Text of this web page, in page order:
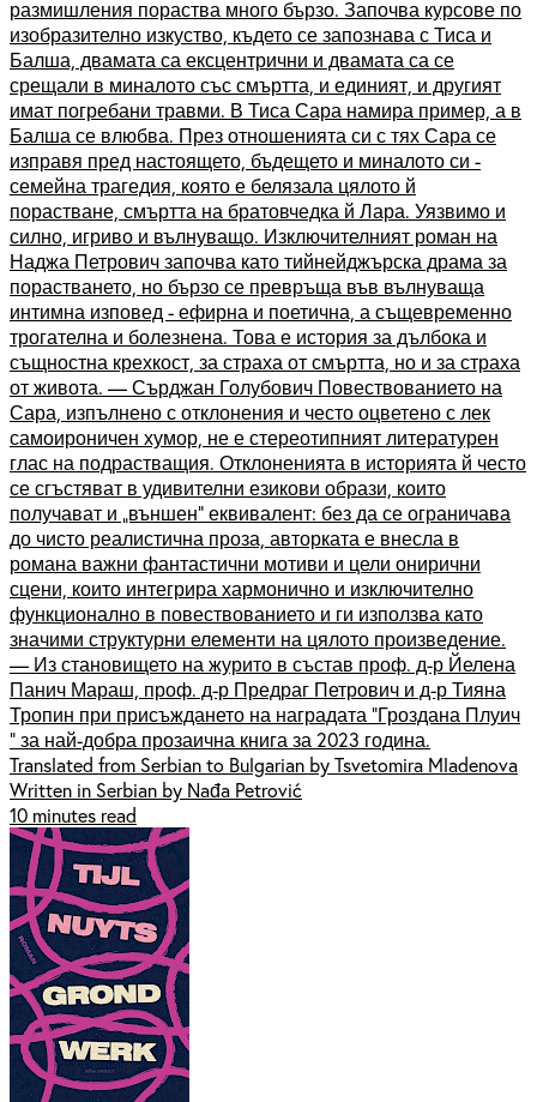
размишления пораства много бързо. Започва курсове по
изобразително изкуство, където се запознава с Тиса и
Балша, двамата са ексцентрични и двамата са се
срещали в миналото със смъртта, и единият, и другият
имат погребани травми. В Тиса Сара намира пример, а в
Балша се влюбва. През отношенията си с тях Сара се
изправя пред настоящето, бъдещето и миналото си -
семейна трагедия, която е белязала цялото й
порастване, смъртта на братовчедка й Лара. Уязвимо и
силно, игриво и вълнуващо. Изключителният роман на
Наджа Петрович започва като тийнейджърска драма за
порастването, но бързо се превръща във вълнуваща
интимна изповед - ефирна и поетична, а същевременно
трогателна и болезнена. Това е история за дълбока и
същностна крехкост, за страха от смъртта, но и за страха
от живота. — Сърджан Голубович Повествованието на
Сара, изпълнено с отклонения и често оцветено с лек
самоироничен хумор, не е стереотипният литературен
глас на подрастващия. Отклоненията в историята й често
се сгъстяват в удивителни езикови образи, които
получават и „външен“ еквивалент: без да се ограничава
до чисто реалистична проза, авторката е внесла в
романа важни фантастични мотиви и цели онирични
сцени, които интегрира хармонично и изключително
функционално в повествованието и ги използва като
значими структурни елементи на цялото произведение.
— Из становището на журито в състав проф. д-р Йелена
Панич Мараш, проф. д-р Предраг Петрович и д-р Тияна
Тропин при присъждането на наградата "Гроздана Плуич
" за най-добра прозаична книга за 2023 година.
Translated from Serbian to Bulgarian by Tsvetomira Mladenova
Written in Serbian by Nađa Petrović
10 minutes read